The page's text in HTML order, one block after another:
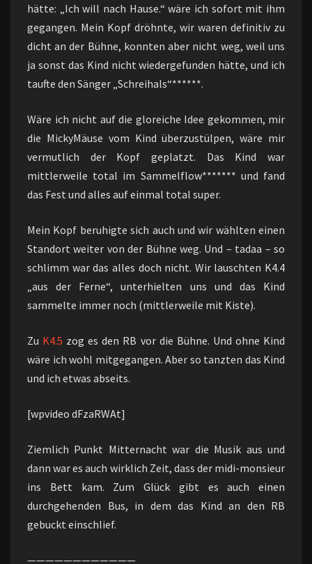
hätte: „Ich will nach Hause.“ wäre ich sofort mit ihm
gegangen. Mein Kopf dröhnte, wir waren definitiv zu
dicht an der Bühne, konnten aber nicht weg, weil uns
ja sonst das Kind nicht wiedergefunden hätte, und ich
taufte den Sänger „Schreihals“******.
Wäre ich nicht auf die gloreiche Idee gekommen, mir
die MickyMäuse vom Kind überzustülpen, wäre mir
vermutlich der Kopf geplatzt. Das Kind war
mittlerweile total im Sammelflow******* und fand
das Fest und alles auf einmal total super.
Mein Kopf beruhigte sich auch und wir wählten einen
Standort weiter von der Bühne weg. Und – tadaa – so
schlimm war das alles doch nicht. Wir lauschten K4.4
„aus der Ferne“, unterhielten uns und das Kind
sammelte immer noch (mittlerweile mit Kiste).
Zu K4.5 zog es den RB vor die Bühne. Und ohne Kind
wäre ich wohl mitgegangen. Aber so tanzten das Kind
und ich etwas abseits.
[wpvideo dFzaRWAt]
Ziemlich Punkt Mitternacht war die Musik aus und
dann war es auch wirklich Zeit, dass der midi-monsieur
ins Bett kam. Zum Glück gibt es auch einen
durchgehenden Bus, in dem das Kind an den RB
gebuckt einschlief.
————————————